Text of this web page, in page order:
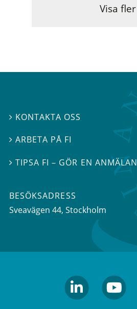
Visa fler
 KONTAKTA OSS
ARBETA PÅ FI
TIPSA FI – GÖR EN ANMÄLAN
BESÖKSADRESS
Sveavägen 44, Stockholm